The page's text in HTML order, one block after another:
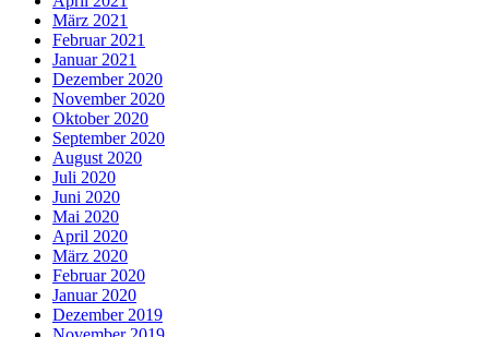
März 2021
Februar 2021
Januar 2021
Dezember 2020
November 2020
Oktober 2020
September 2020
August 2020
Juli 2020
Juni 2020
Mai 2020
April 2020
März 2020
Februar 2020
Januar 2020
Dezember 2019